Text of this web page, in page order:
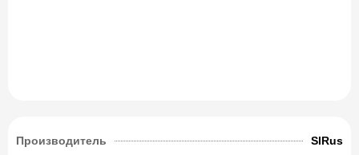
Производитель SlRus